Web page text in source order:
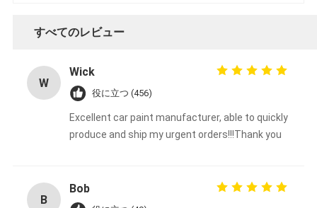
すべてのレビュー
W
Wick
役に立つ (456)
Excellent car paint manufacturer, able to quickly
produce and ship my urgent orders!!!Thank you
B
Bob